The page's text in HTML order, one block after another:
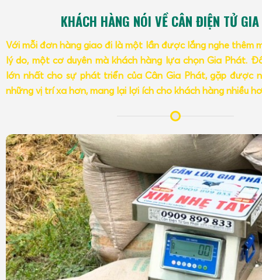
KHÁCH HÀNG NÓI VỀ CÂN ĐIỆN TỬ
Với mỗi đơn hàng giao đi là một lần được lắng nghe thêm
lý do, một cơ duyên mà khách hàng lựa chọn Gia Phát.
lớn nhất cho sự phát triển của Cân Gia Phát, gặp được
những vị trí xa hơn, mang lại lợi ích cho khách hàng nhiều